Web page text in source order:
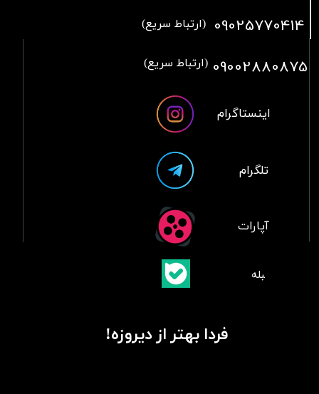
09025770414 (ارتباط سریع)
09002880875 (ارتباط سریع)
فردا بهتر از دیروزه!
آپارات
تلگرام
اینستاگرام
​بلبله​​​​​​​بله